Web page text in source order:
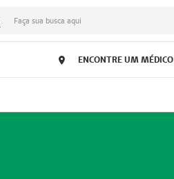
Faça sua busca aqui
ENCONTRE UM MÉDICO